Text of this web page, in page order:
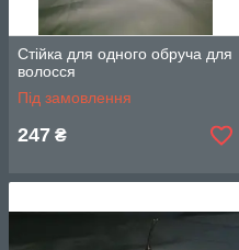
Стійка для одного обруча для
волосся
Під замовлення
247 ₴